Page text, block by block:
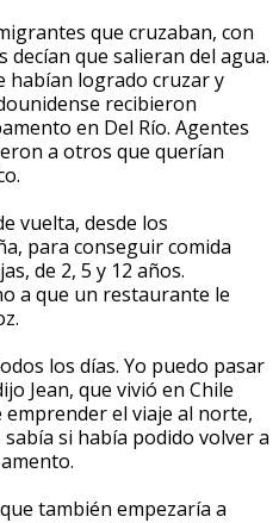
que cruzaban, con
decían que salieran del agua.
habían logrado cruzar y
recibieron
en Del Río. Agentes
a otros que querían
vuelta, desde los
para conseguir comida
de 2, 5 y 12 años.
a que un restaurante le
los días. Yo puedo pasar
Jean, que vivió en Chile
el viaje al norte,
si había podido volver a
también empezaría a